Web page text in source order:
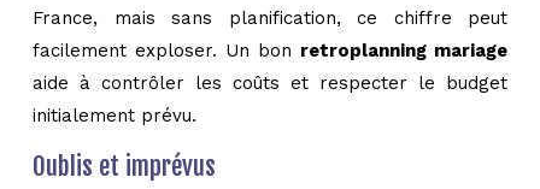
France, mais sans planification, ce chiffre peut
facilement exploser. Un bon retroplanning mariage
aide à contrôler les coûts et respecter le budget
initialement prévu.
Oublis et imprévus